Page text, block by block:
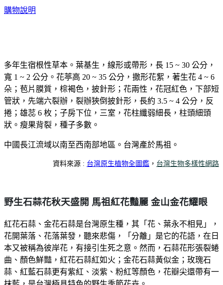
購物說明
多年生宿根性草本。葉基生，線形或帶形，長 15 ~ 30 公分，
寬 1 ~ 2 公分。花葶高 20 ~ 35 公分，撒形花絮，著生花 4 ~ 6
朵；苞片膜質，棕褐色，披針形；花兩性，花冠紅色，下部短
管狀，先端六裂辦，裂辦狹倒披針形，長約 3.5 ~ 4 公分，反
捲；雄蕊 6 枚；子房下位，三室，花柱纖弱細長，柱頭細頭
狀。瘦果背裂，種子多數。
中國長江流域以南至西南部地區。台灣產於馬祖。
資料來源 : 台灣原生植物全圖鑑 ， 台灣生物多樣性網路
野生石蒜花秋天盛開 馬祖紅花豔麗 金山金花耀眼
紅花石蒜、金花石蒜是台灣原生種，其「花、葉永不相見」，
花開葉落、花落葉發，聽來悲傷，「分離」是它的花語，在日
本又被稱為彼岸花，有接引生死之意。然而，石蒜花形張裂蜷
曲、顏色鮮豔，紅花石蒜紅如火；金花石蒜黃似金；玫瑰石
蒜、紅藍石蒜更有紫紅、淡紫、粉紅等顏色，花瓣尖還帶有一